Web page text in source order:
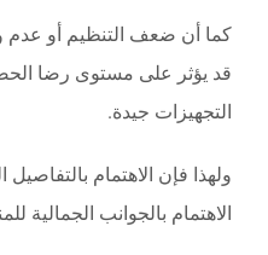
كما أن ضعف التنظيم أو عدم
قد يؤثر على مستوى رضا
التجهيزات جيدة.
ولهذا فإن الاهتمام
الاهتمام بالجوانب الجمالية